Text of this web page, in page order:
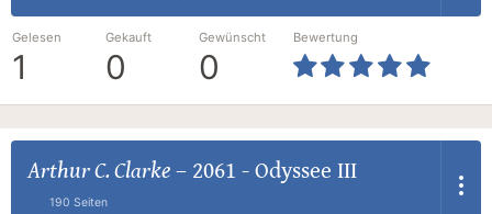
Gelesen
1
Gekauft
0
Gewünscht
0
Bewertung
Arthur C. Clarke– 2061 - Odyssee III
190 Seiten